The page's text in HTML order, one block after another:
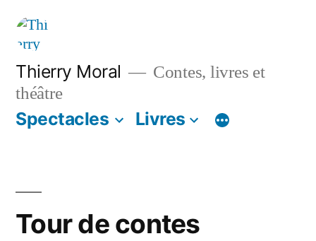
Thierry Moral
Contes, livres et
théâtre
Spectacles Livres
Tour de contes